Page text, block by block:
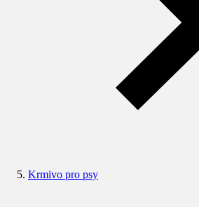
Krmivo pro psy